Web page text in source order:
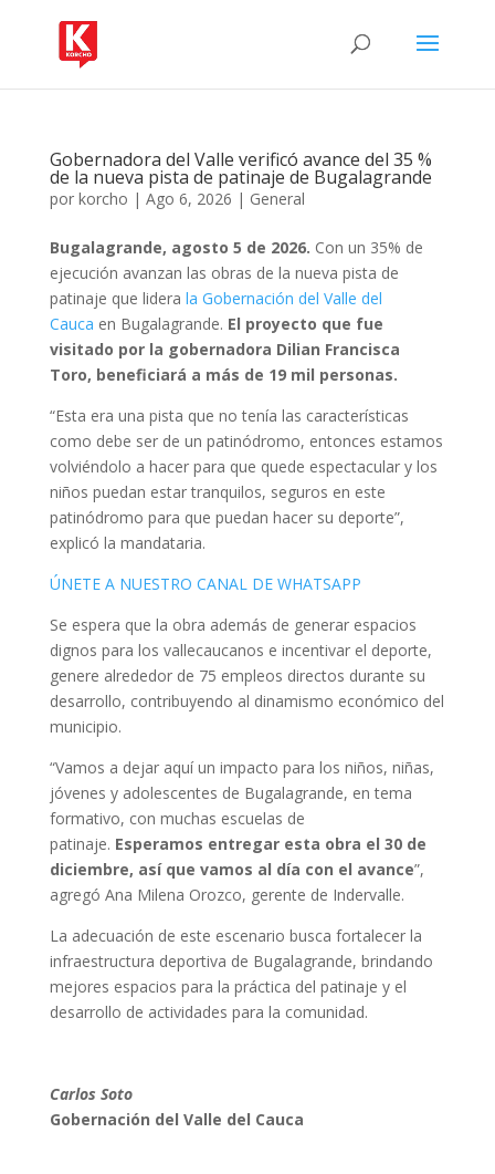
Gobernadora del Valle verificó avance del 35 %
de la nueva pista de patinaje de Bugalagrande
por korcho | Ago 6, 2026 | General
Bugalagrande, agosto 5 de 2026. Con un 35% de
ejecución avanzan las obras de la nueva pista de
patinaje que lidera la Gobernación del Valle del
Cauca en Bugalagrande. El proyecto que fue
visitado por la gobernadora Dilian Francisca
Toro, beneficiará a más de 19 mil personas.
“Esta era una pista que no tenía las características
como debe ser de un patinódromo, entonces estamos
volviéndolo a hacer para que quede espectacular y los
niños puedan estar tranquilos, seguros en este
patinódromo para que puedan hacer su deporte”,
explicó la mandataria.
ÚNETE A NUESTRO CANAL DE WHATSAPP
Se espera que la obra además de generar espacios
dignos para los vallecaucanos e incentivar el deporte,
genere alrededor de 75 empleos directos durante su
desarrollo, contribuyendo al dinamismo económico del
municipio.
“Vamos a dejar aquí un impacto para los niños, niñas,
jóvenes y adolescentes de Bugalagrande, en tema
formativo, con muchas escuelas de
patinaje. Esperamos entregar esta obra el 30 de
diciembre, así que vamos al día con el avance”,
agregó Ana Milena Orozco, gerente de Indervalle.
La adecuación de este escenario busca fortalecer la
infraestructura deportiva de Bugalagrande, brindando
mejores espacios para la práctica del patinaje y el
desarrollo de actividades para la comunidad.
Carlos Soto
Gobernación del Valle del Cauca